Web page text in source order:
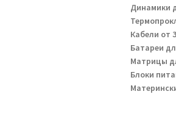
Динамики
Кабели от
Батареи
Матрицы
Блоки